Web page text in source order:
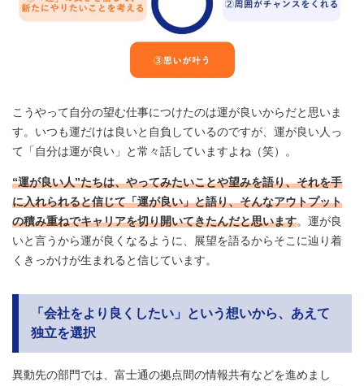
こうやって自分の望む仕事につけたのは運が良いからだと思いま
す。いつも運だけは良いと自負しているのですが、運が良い人っ
て「自分は運が良い」と常々話していますよね（笑）。
“運が良い人”たちは、やってみたいことや望みを語り、それを手
に入れられると信じて「運が良い」と語り、そんなアウトプット
の積み重ねでキャリアを切り開いてきたんだと思います。運が良
いと言うから運が良くなるように、展望を語るからそこに辿り着
くきっかけが生まれると信じています。
「会社をより良くしたい」という想いから、あえて
独立を選択
異動先の部門では、富士通の拠点間の情報共有などを進めまし